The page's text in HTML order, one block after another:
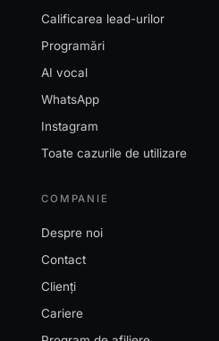
Calificarea lead-urilor
Programări
AI vocal
WhatsApp
Instagram
Toate cazurile de utilizare
COMPANIE
Despre noi
Contact
Clienți
Cariere